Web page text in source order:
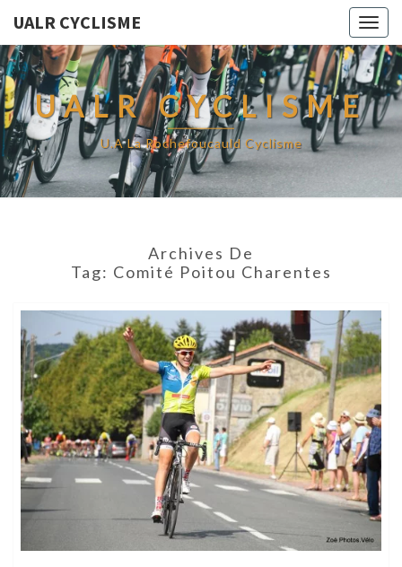
UALR CYCLISME
UALR CYCLISME
U.A La Rochefoucauld Cyclisme
Archives De
Tag: Comité Poitou Charentes